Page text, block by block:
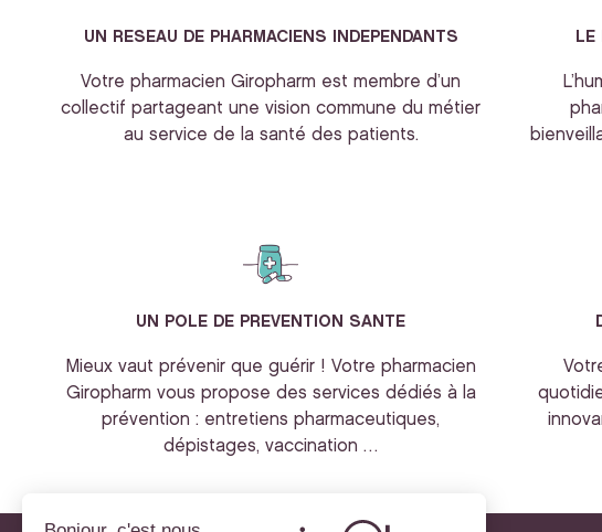
UN RESEAU DE PHARMACIENS INDEPENDANTS
Votre pharmacien Giropharm est membre d’un
collectif partageant une vision commune du métier
au service de la santé des patients.
LE
UN POLE DE PREVENTION SANTE
Mieux vaut prévenir que guérir ! Votre pharmacien
Giropharm vous propose des services dédiés à la
prévention : entretiens pharmaceutiques,
dépistages, vaccination …